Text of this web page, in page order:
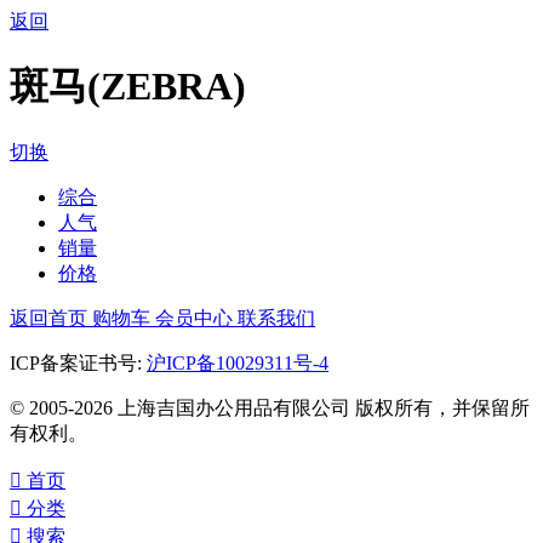
返回
斑马(ZEBRA)
切换
综合
人气
销量
价格
返回首页 购物车 会员中心 联系我们
ICP备案证书号: 沪ICP备10029311号-4
© 2005-2026 上海吉国办公用品有限公司 版权所有，并保留所
有权利。
 首页
 分类
 搜索